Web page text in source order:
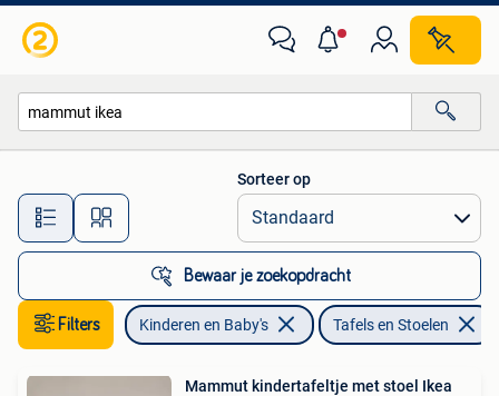
Alle afstanden…
Sorteer op
Bewaar je zoekopdracht
Filters Kinderen en Baby's Tafels en Stoelen
Mammut kindertafeltje met stoel Ikea